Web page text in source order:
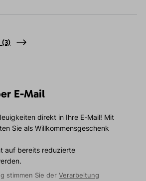
(3)
E-Mail
direkt in Ihre E-Mail! Mit
Sie als Willkommensgeschenk
auf bereits reduzierte
stimmen Sie der Verarbeitung